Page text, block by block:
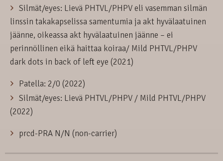
Silmät/eyes: Lievä PHTVL/PHPV eli vasemman silmän
linssin takakapselissa samentumia ja akt hyvälaatuinen
jäänne, oikeassa akt hyvälaatuinen jäänne – ei
perinnöllinen eikä haittaa koiraa/ Mild PHTVL/PHPV
dark dots in back of left eye (2021)
Patella: 2/0 (2022)
Silmät/eyes: Lievä PHTVL/PHPV / Mild PHTVL/PHPV
(2022)
prcd-PRA N/N (non-carrier)